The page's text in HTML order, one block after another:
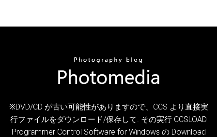
※DVD/CD が古い可能性がありますので、CCS より直接実
行ファイルをダウンロード/保存して. その実行 CCSLOAD
Programmer Control Software for Windows の Download